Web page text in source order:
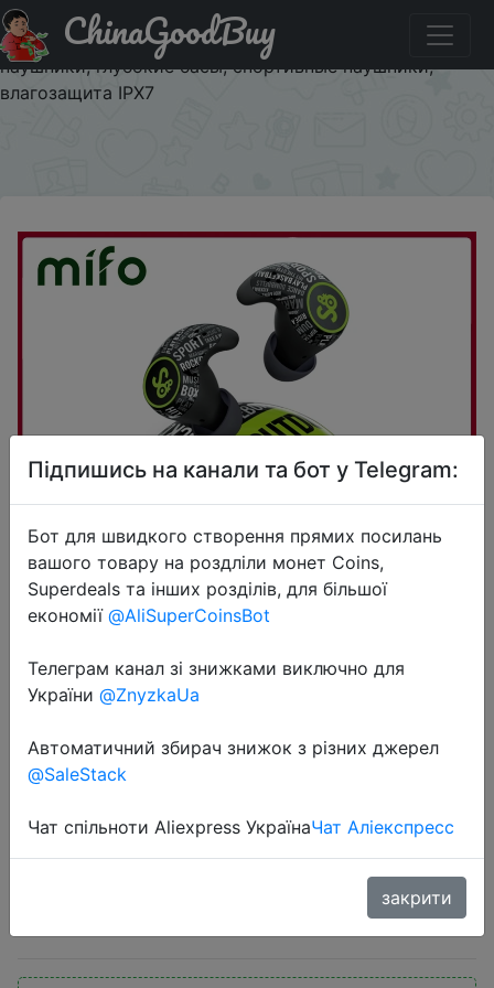
Код на знижку NPY9CM Беспроводные наушники S&O
от MiFo S, Bluetooth 5,2, активные шумоподавляющие
наушники, глубокие басы, спортивные наушники,
влагозащита IPX7
ChinaGoodBuy
2022-04-13
Беспроводные наушники S&O от
MiFo S, Bluetooth 5,2, активные
шумоподавляющие наушники,
наушники, влагозащита IPX7
Підпишись на канали та бот у Telegram:
Бот для швидкого створення прямих посилань
вашого товару на роздліли монет Coins,
Superdeals та інших розділів, для більшої
економії @AliSuperCoinsBot
Телеграм канал зі знижками виключно для
України @ZnyzkaUa
Автоматичний збирач знижок з різних джерел
@SaleStack
Чат спільноти Aliexpress УкраїнаЧат Аліекспресс
закрити